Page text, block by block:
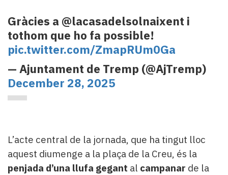
Gràcies a @lacasadelsolnaixent i
tothom que ho fa possible!
pic.twitter.com/ZmapRUm0Ga
— Ajuntament de Tremp (@AjTremp)
December 28, 2025
L’acte central de la jornada, que ha tingut lloc
aquest diumenge a la plaça de la Creu, és la
penjada d’una llufa gegant al campanar de la